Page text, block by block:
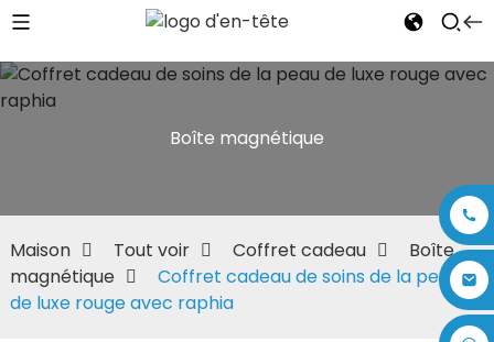
Boîte magnétique
Maison Tout voir Coffret cadeau
Boîte
magnétique
Coffret cadeau de soins de la peau
de luxe rouge avec raphia